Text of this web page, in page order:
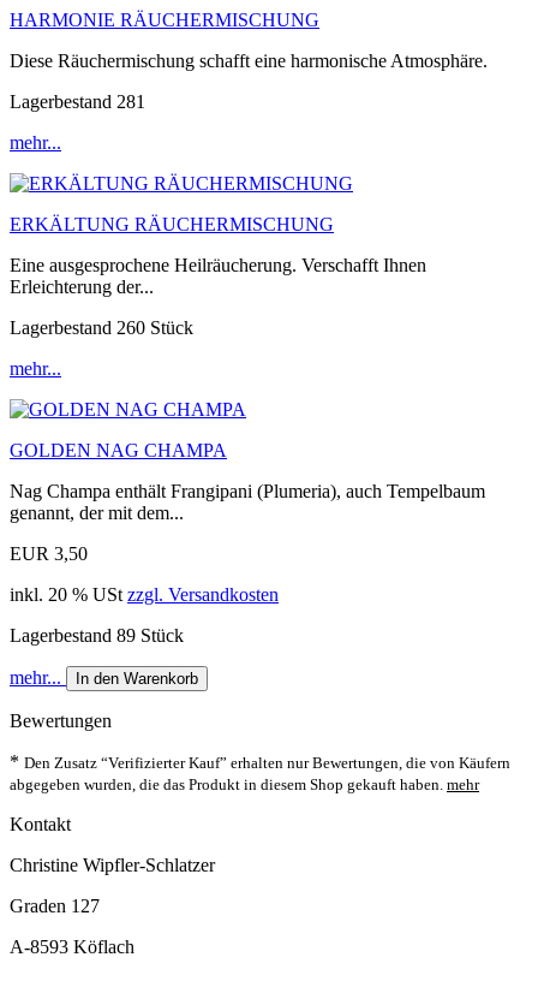
HARMONIE RÄUCHERMISCHUNG
Diese Räuchermischung schafft eine harmonische Atmosphäre.
Lagerbestand 281
mehr...
ERKÄLTUNG RÄUCHERMISCHUNG
Eine ausgesprochene Heilräucherung. Verschafft Ihnen
Erleichterung der...
Lagerbestand 260 Stück
mehr...
GOLDEN NAG CHAMPA
Nag Champa enthält Frangipani (Plumeria), auch Tempelbaum
genannt, der mit dem...
EUR 3,50
inkl. 20 % USt zzgl. Versandkosten
Lagerbestand 89 Stück
mehr... In den Warenkorb
Bewertungen
* Den Zusatz “Verifizierter Kauf” erhalten nur Bewertungen, die von Käufern
abgegeben wurden, die das Produkt in diesem Shop gekauft haben. mehr
Kontakt
Christine Wipfler-Schlatzer
Graden 127
A-8593 Köflach